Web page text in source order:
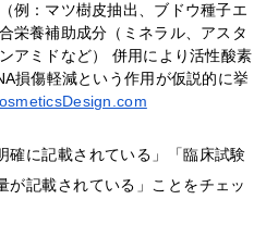
例：マツ樹皮抽出、ブドウ種子エ
栄養補助成分（ミネラル、アスタ
アミドなど） 併用により活性酸素
損傷軽減という作用が仮説的に挙
確に記載されている」「臨床試験
が記載されている」ことをチェッ